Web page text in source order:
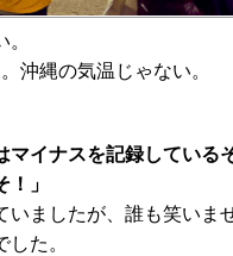
沖縄の気温じゃない。
マイナスを記録している
」
いましたが、誰も笑いま
た。